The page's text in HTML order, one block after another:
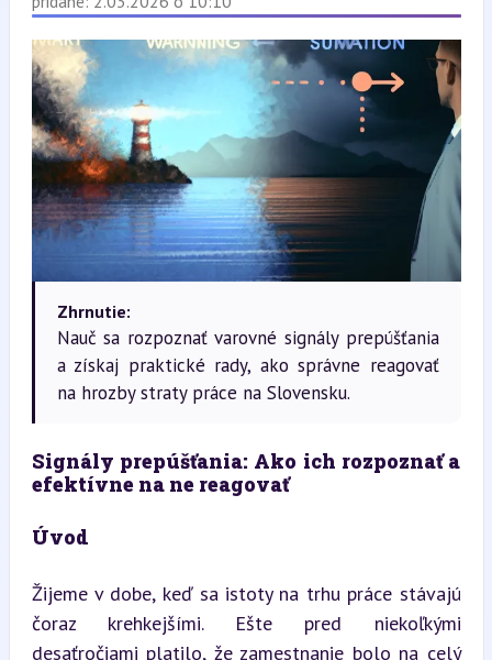
Zhrnutie:
Nauč sa rozpoznať varovné signály prepúšťania
a získaj praktické rady, ako správne reagovať
na hrozby straty práce na Slovensku.
Signály prepúšťania: Ako ich rozpoznať a
efektívne na ne reagovať
Úvod
Žijeme v dobe, keď sa istoty na trhu práce stávajú
čoraz krehkejšími. Ešte pred niekoľkými
desaťročiami platilo, že zamestnanie bolo na celý